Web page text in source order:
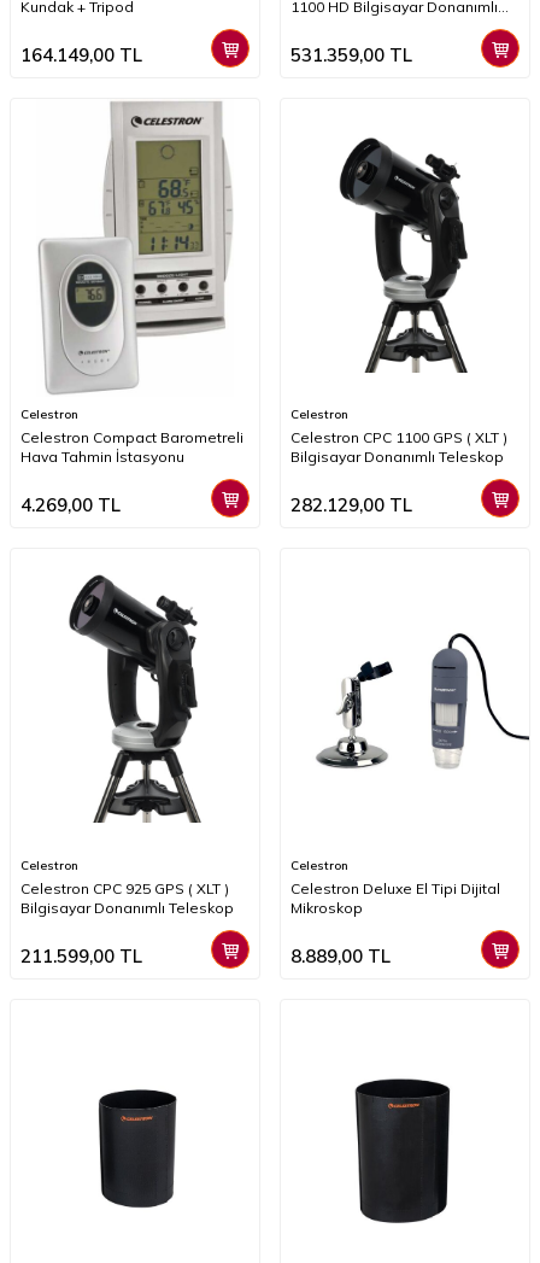
Kundak + Tripod
164.149,00 TL
1100 HD Bilgisayar Donanımlı
531.359,00 TL
Celestron
Celestron Compact Barometreli
Hava Tahmin İstasyonu
4.269,00 TL
Celestron
Celestron CPC 1100 GPS ( XLT )
Bilgisayar Donanımlı Teleskop
282.129,00 TL
Celestron
Celestron CPC 925 GPS ( XLT )
Bilgisayar Donanımlı Teleskop
211.599,00 TL
Celestron
Celestron Deluxe El Tipi Dijital
Mikroskop
8.889,00 TL